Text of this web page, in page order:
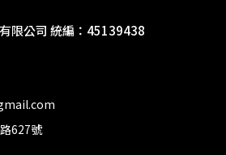
限公司 統編：45139438
627號